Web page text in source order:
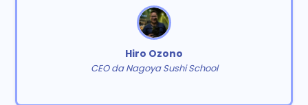
Hiro Ozono
CEO da Nagoya Sushi School